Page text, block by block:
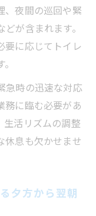
、夜間の巡回や緊
が含まれます。
要に応じてトイレ
急時の迅速な対応
務に臨む必要があ
生活リズムの調整
休息も欠かせませ
夕方から翌朝